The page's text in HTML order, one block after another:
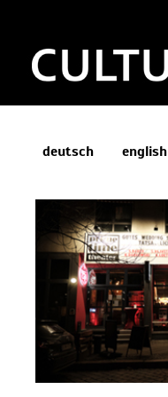
deutsch english